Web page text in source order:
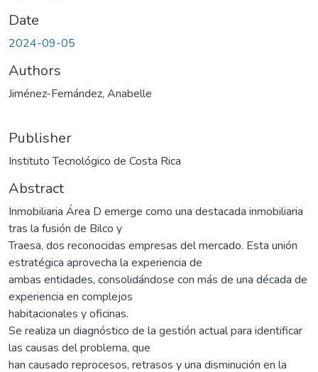
Date
2024-09-05
Authors
Jiménez-Fernández, Anabelle
Publisher
Instituto Tecnológico de Costa Rica
Abstract
Inmobiliaria Área D emerge como una destacada inmobiliaria
tras la fusión de Bilco y
Traesa, dos reconocidas empresas del mercado. Esta unión
estratégica aprovecha la experiencia de
ambas entidades, consolidándose con más de una década de
experiencia en complejos
habitacionales y oficinas.
Se realiza un diagnóstico de la gestión actual para identificar
las causas del problema, que
han causado reprocesos, retrasos y una disminución en la